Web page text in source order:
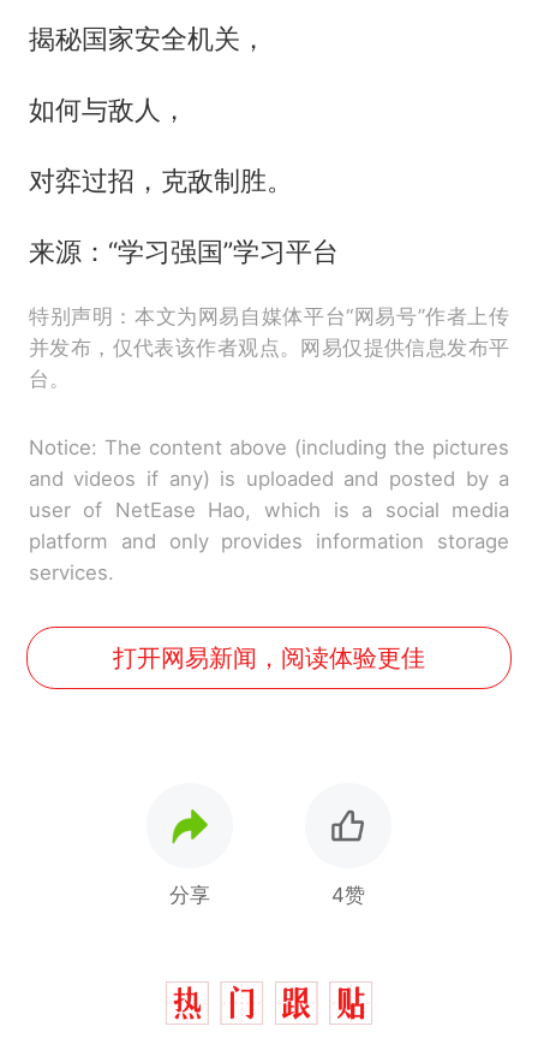
揭秘国家安全机关，
如何与敌人，
对弈过招，克敌制胜。
来源：“学习强国”学习平台
特别声明：本文为网易自媒体平台“网易号”作者上传
并发布，仅代表该作者观点。网易仅提供信息发布平
台。
Notice: The content above (including the pictures
and videos if any) is uploaded and posted by a
user of NetEase Hao, which is a social media
platform and only provides information storage
services.
打开网易新闻，阅读体验更佳
分享 4赞